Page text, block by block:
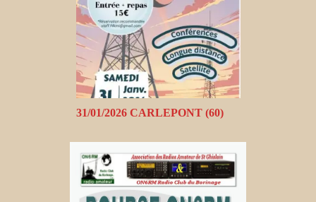
31/01/2026 CARLEPONT (60)